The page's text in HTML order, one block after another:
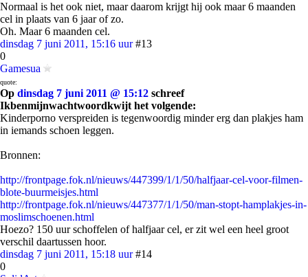
Normaal is het ook niet, maar daarom krijgt hij ook maar 6 maanden
cel in plaats van 6 jaar of zo.
Oh. Maar 6 maanden cel.
dinsdag 7 juni 2011, 15:16 uur #13
0
Gamesua
quote:
Op dinsdag 7 juni 2011 @ 15:12 schreef
Ikbenmijnwachtwoordkwijt het volgende:
Kinderporno verspreiden is tegenwoordig minder erg dan plakjes ham
in iemands schoen leggen.
Bronnen:
http://frontpage.fok.nl/nieuws/447399/1/1/50/halfjaar-cel-voor-filmen-
blote-buurmeisjes.html
http://frontpage.fok.nl/nieuws/447377/1/1/50/man-stopt-hamplakjes-in-
moslimschoenen.html
Hoezo? 150 uur schoffelen of halfjaar cel, er zit wel een heel groot
verschil daartussen hoor.
dinsdag 7 juni 2011, 15:18 uur #14
0